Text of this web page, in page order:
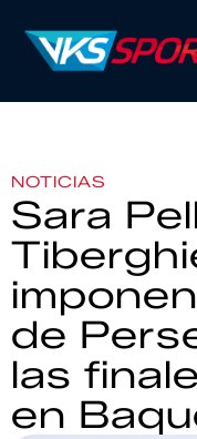
NOTICIAS
Sara
de
las
en